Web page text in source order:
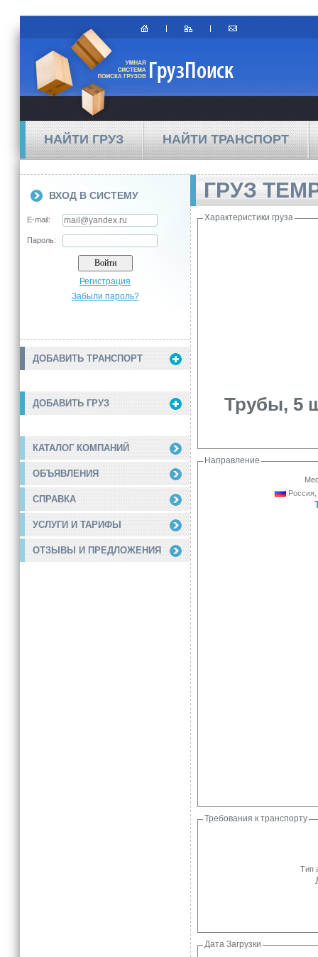
НАЙТИ ГРУЗ НАЙТИ ТРАНСПОРТ
ВХОД В СИСТЕМУ
E-mail:
Пароль:
Регистрация
Забыли пароль?
ДОБАВИТЬ ТРАНСПОРТ
ДОБАВИТЬ ГРУЗ
КАТАЛОГ КОМПАНИЙ
ОБЪЯВЛЕНИЯ
СПРАВКА
УСЛУГИ И ТАРИФЫ
ОТЗЫВЫ И ПРЕДЛОЖЕНИЯ
ГРУЗ
Характеристики груза
Трубы, 5
Направление
Россия,
Требования к транспорту
Тип
Дата Загрузки